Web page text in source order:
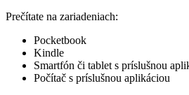
Prečítate na zariadeniach:
Pocketbook
Kindle
Smartfón či tablet s príslušnou
Počítač s príslušnou aplikáciou